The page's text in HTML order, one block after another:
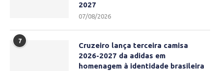
2027
07/08/2026
7
Cruzeiro lança terceira camisa
2026-2027 da adidas em
homenagem à identidade brasileira